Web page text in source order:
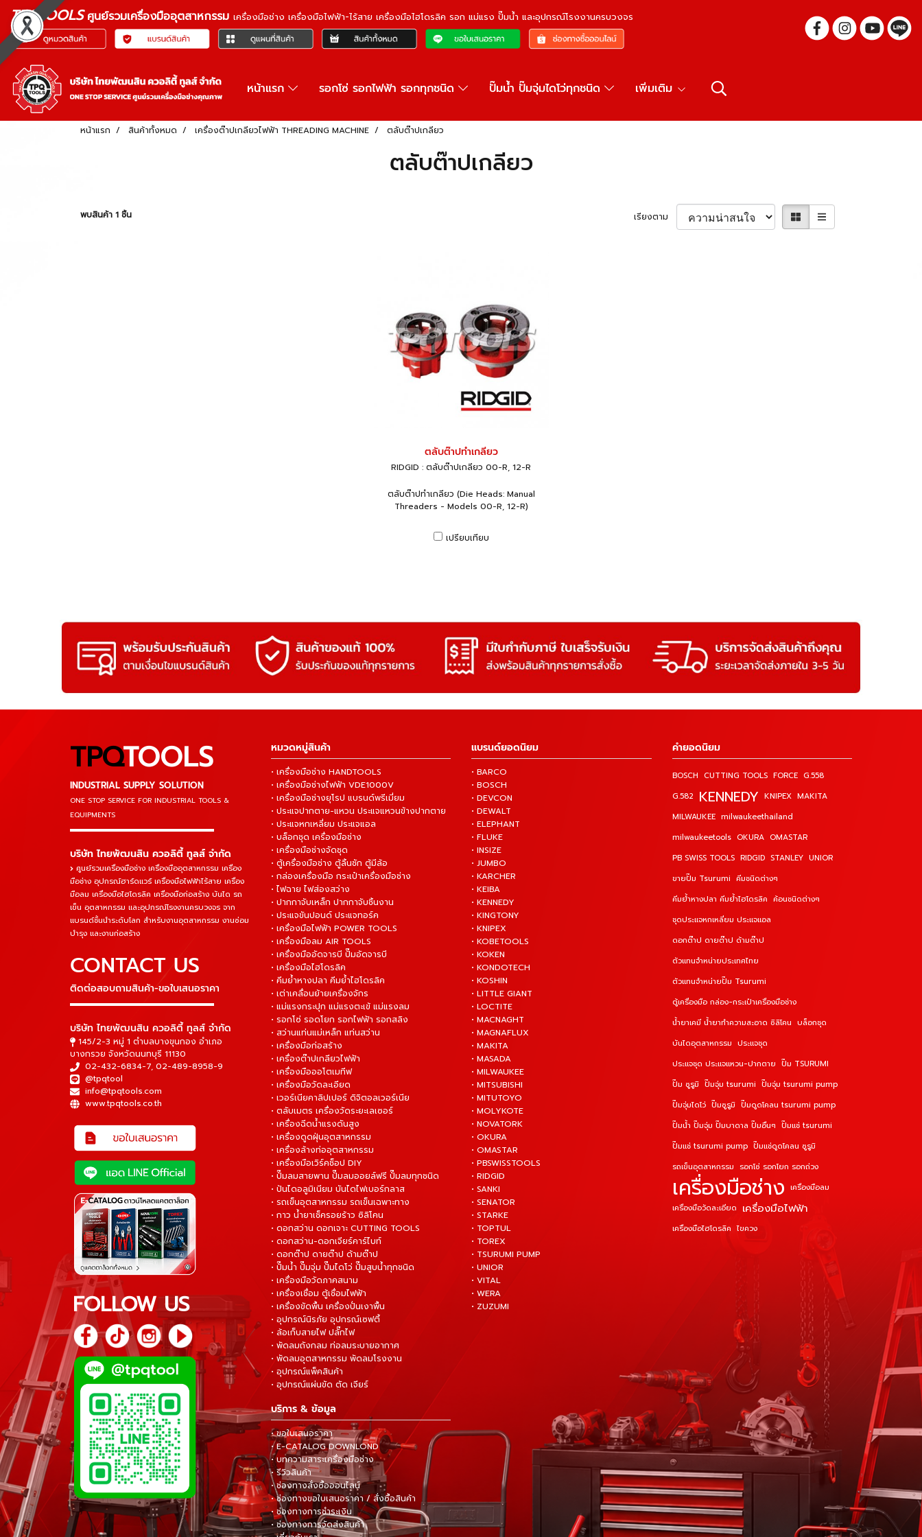
TPQTOOLSศูนย์รวมเครื่องมืออุตสาหกรรม เครื่องมือช่าง เครื่องมือไฟฟ้า-ไร้สาย เครื่องมือไฮโดรลิค รอก แม่แรง ปั๊มน้ำ และอุปกรณ์โรงงานครบวงจร
หน้าแรก รอกโซ่ รอกไฟฟ้า รอกทุกชนิด ปั๊มน้ำ ปั๊มจุ่มไดโว่ทุกชนิด เพิ่มเติม
หน้าแรก สินค้าทั้งหมด เครื่องต๊าปเกลียวไฟฟ้า THREADING MACHINE ตลับต๊าปเกลียว
ตลับต๊าปเกลียว
พบสินค้า 1 ชิ้น เรียงตาม
ตลับต๊าปทำเกลียว
RIDGID : ตลับต๊าปเกลียว 00-R, 12-R
ตลับต๊าปทำเกลียว (Die Heads: Manual
Threaders - Models 00-R, 12-R)
เปรียบเทียบ
TPQTOOLS
INDUSTRIAL SUPPLY SOLUTION
ONE STOP SERVICE FOR INDUSTRIAL TOOLS &
EQUIPMENTS
▬▬▬▬▬▬▬▬▬▬▬▬▬▬▬
บริษัท ไทยพัฒนสิน ควอลิตี้ ทูลส์ จำกัด
ศูนย์รวมเครื่องมือช่าง เครื่องมืออุตสาหกรรม เครื่อง
มือช่าง อุปกรณ์ฮาร์ดแวร์ เครื่องมือไฟฟ้าไร้สาย เครื่อง
มือลม เครื่องมือไฮโดรลิค เครื่องมือก่อสร้าง บันได รถ
เข็น อุตสาหกรรม และอุปกรณ์โรงงานครบวงจร จาก
แบรนด์ชั้นนำระดับโลก สำหรับงานอุตสาหกรรม งานซ่อม
บำรุง และงานก่อสร้าง
CONTACT US
ติดต่อสอบถามสินค้า-ขอใบเสนอราคา
▬▬▬▬▬▬▬▬▬▬▬▬▬▬▬
บริษัท ไทยพัฒนสิน ควอลิตี้ ทูลส์ จำกัด
145/2-3 หมู่ 1 ตำบลบางขุนกอง อำเภอ
บางกรวย จังหวัดนนทบุรี 11130
02-432-6834-7, 02-489-8958-9
@tpqtool
info@tpqtools.com
www.tpqtools.co.th
FOLLOW US
หมวดหมู่สินค้า
• เครื่องมือช่าง HANDTOOLS
• เครื่องมือช่างไฟฟ้า VDE1000V
• เครื่องมือช่างยุโรป แบรนด์พรีเมี่ยม
• ประแจปากตาย-แหวน ประแจแหวนข้างปากตาย
• ประแจหกเหลี่ยม ประแจแอล
• บล็อกชุด เครื่องมือช่าง
• เครื่องมือช่างจัดชุด
• ตู้เครื่องมือช่าง ตู้ลิ้นชัก ตู้มีล้อ
• กล่องเครื่องมือ กระเป๋าเครื่องมือช่าง
• ไฟฉาย ไฟส่องสว่าง
• ปากกาจับเหล็ก ปากกาจับชิ้นงาน
• ประแจขันปอนด์ ประแจทอร์ค
• เครื่องมือไฟฟ้า POWER TOOLS
• เครื่องมือลม AIR TOOLS
• เครื่องมืออัดจารบี ปั๊มอัดจารบี
• เครื่องมือไฮโดรลิค
• คีมย้ำหางปลา คีมย้ำไฮโดรลิค
• เต่าเคลื่อนย้ายเครื่องจักร
• แม่แรงกระปุก แม่แรงตะเข้ แม่แรงลม
• รอกโซ่ รอดโยก รอกไฟฟ้า รอกสลิง
• สว่านแท่นแม่เหล็ก แท่นสว่าน
• เครื่องมือก่อสร้าง
• เครื่องต๊าปเกลียวไฟฟ้า
• เครื่องมือออโตเมทีฟ
• เครื่องมือวัดละเอียด
• เวอร์เนียคาลิปเปอร์ ดิจิตอลเวอร์เนีย
• ตลับเมตร เครื่องวัดระยะเลเซอร์
• เครื่องฉีดน้ำแรงดันสูง
• เครื่องดูดฝุ่นอุตสาหกรรม
• เครื่องล้างท่ออุตสาหกรรม
• เครื่องมือเวิร์คช็อป DIY
• ปั๊มลมสายพาน ปั๊มลมออยล์ฟรี ปั๊มลมทุกชนิด
• ปันไดอลูมิเนียม บันไดไฟเบอร์กลาส
• รถเข็นอุตสาหกรรม รถเข็นเฉพาะทาง
• กาว น้ำยาเช็ครอยร้าว ซิลิโคน
• ดอกสว่าน ดอกเจาะ CUTTING TOOLS
• ดอกสว่าน-ดอกเจียร์คาร์ไบท์
• ดอกต๊าป ดายต๊าป ด้ามต๊าป
• ปั๊มน้ำ ปั๊มจุ่ม ปั๊มไดโว่ ปั๊มสูบน้ำทุกชนิด
• เครื่องมือวัดภาคสนาม
• เครื่องเชื่อม ตู้เชื่อมไฟฟ้า
• เครื่องขัดพื้น เครื่องปั่นเงาพื้น
• อุปกรณ์นิรภัย อุปกรณ์เซฟตี้
• ล้อเก็บสายไฟ ปลั๊กไฟ
• พัดลมถังกลม ท่อลมระบายอากาศ
• พัดลมอุตสาหกรรม พัดลมโรงงาน
• อุปกรณ์แพ็คสินค้า
• อุปกรณ์แผ่นขัด ตัด เจียร์
แบรนด์ยอดนิยม
• BARCO
• BOSCH
• DEVCON
• DEWALT
• ELEPHANT
• FLUKE
• INSIZE
• JUMBO
• KARCHER
• KEIBA
• KENNEDY
• KINGTONY
• KNIPEX
• KOBETOOLS
• KOKEN
• KONDOTECH
• KOSHIN
• LITTLE GIANT
• LOCTITE
• MACNAGHT
• MAGNAFLUX
• MAKITA
• MASADA
• MILWAUKEE
• MITSUBISHI
• MITUTOYO
• MOLYKOTE
• NOVATORK
• OKURA
• OMASTAR
• PBSWISSTOOLS
• RIDGID
• SANKI
• SENATOR
• STARKE
• TOPTUL
• TOREX
• TSURUMI PUMP
• UNIOR
• VITAL
• WERA
• ZUZUMI
บริการ & ข้อมูล
• ขอใบเสนอราคา
• E-CATALOG DOWNLOND
• บทความสาระเครื่องมือช่าง
• รีวิวสินค้า
• ช่องทางสั่งซื้อออนไลน์
• ช่องทางขอใบเสนอราคา / สั่งซื้อสินค้า
• ช่องทางการชำระเงิน
• ช่องทางการจัดส่งสินค้า
คำยอดนิยม
BOSCH CUTTING TOOLS FORCE G.558
G.582 KENNEDY KNIPEX MAKITA
MILWAUKEE milwaukeethailand
milwaukeetools OKURA OMASTAR
PB SWISS TOOLS RIDGID STANLEY UNIOR
ขายปั๊ม Tsurumi คีมชนิดต่างๆ
คีมย้ำหางปลา คีมย้ำไฮโดรลิค ค้อนชนิดต่างๆ
ชุดประแจหกเหลี่ยม ประแจแอล
ดอกต๊าป ดายต๊าป ด้ามต๊าป
ตัวแทนจำหน่ายประเทศไทย
ตัวแทนจำหน่ายปั๊ม Tsurumi
ตู้เครื่องมือ กล่อง-กระเป๋าเครื่องมือช่าง
น้ำยาเคมี น้ำยาทำความสะอาด ซิลิโคน บล็อกชุด
บันไดอุตสาหกรรม ประแจชุด
ประแจชุด ประแจแหวน-ปากตาย ปั๊ม TSURUMI
ปั๊ม ซูรูมิ ปั๊มจุ่ม tsurumi ปั๊มจุ่ม tsurumi pump
ปั๊มจุ่มไดโว่ ปั๊มซูรูมิ ปั๊มดูดโคลน tsurumi pump
ปั๊มน้ำ ปั๊มจุ่ม ปั๊มบาดาล ปั๊มอื่นๆ ปั๊มแช่ tsurumi
ปั๊มแช่ tsurumi pump ปั๊มแช่ดูดโคลน ซูรูมิ
รถเข็นอุตสาหกรรม รอกโซ่ รอกโยก รอกถ่วง
เครื่องมือช่าง เครื่องมือลม
เครื่องมือวัดละเอียด เครื่องมือไฟฟ้า
เครื่องมือไฮโดรลิค ไขควง